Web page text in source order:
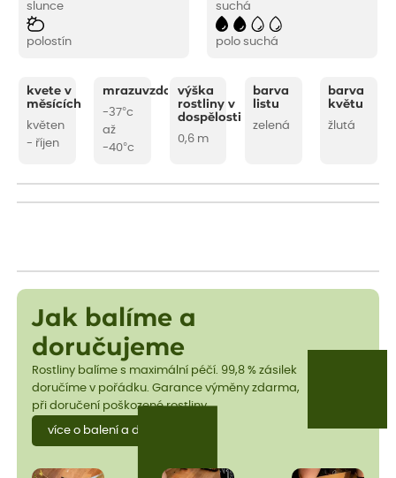
slunce
polostín
suchá
polo suchá
kvete v
měsících
květen
- říjen
mrazuvzdornost
-37°c
až
-40°c
výška
rostliny v
dospělosti
0,6 m
barva
listu
zelená
barva
květu
žlutá
Jak balíme a
doručujeme
Rostliny balíme s maximální péčí. 99,8 % zásilek
doručíme v pořádku. Garance výměny zdarma,
při doručení poškozené rostliny.
více o balení a dopravě